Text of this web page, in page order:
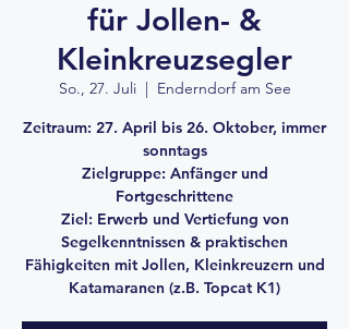
für Jollen- &
Kleinkreuzsegler
So., 27. Juli
  |
Enderndorf am See
Zeitraum: 27. April bis 26. Oktober, immer
sonntags
Zielgruppe: Anfänger und
Fortgeschrittene
Ziel: Erwerb und Vertiefung von
Segelkenntnissen & praktischen
Fähigkeiten mit Jollen, Kleinkreuzern und
Katamaranen (z.B. Topcat K1)